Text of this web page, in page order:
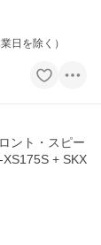
日を除く）
ント・スピー
+ SKX